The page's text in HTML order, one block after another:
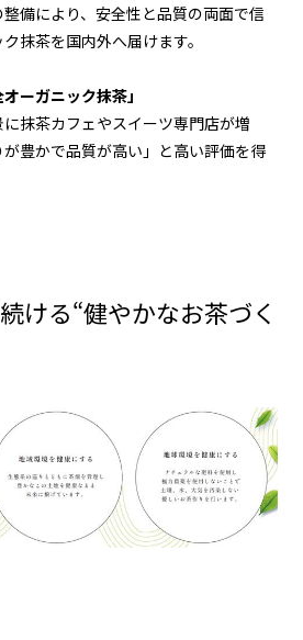
備により、安全性と品質の両面で信
抹茶を国内外へ届けます。
ーガニック抹茶」
抹茶カフェやスイーツ専門店が増
豊かで品質が高い」と高い評価を得
ける“健やかなお茶づく